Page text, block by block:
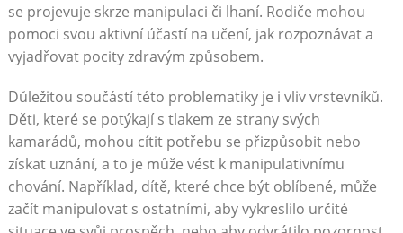
se projevuje skrze manipulaci či lhaní. Rodiče mohou
pomoci svou aktivní účastí na učení, jak rozpoznávat a
vyjadřovat pocity zdravým způsobem.
Důležitou součástí této problematiky je i vliv vrstevníků.
Děti, které se potýkají s tlakem ze strany svých
kamarádů, mohou cítit potřebu se přizpůsobit nebo
získat uznání, a to je může vést k manipulativnímu
chování. Například, dítě, které chce být oblíbené, může
začít manipulovat s ostatními, aby vykreslilo určité